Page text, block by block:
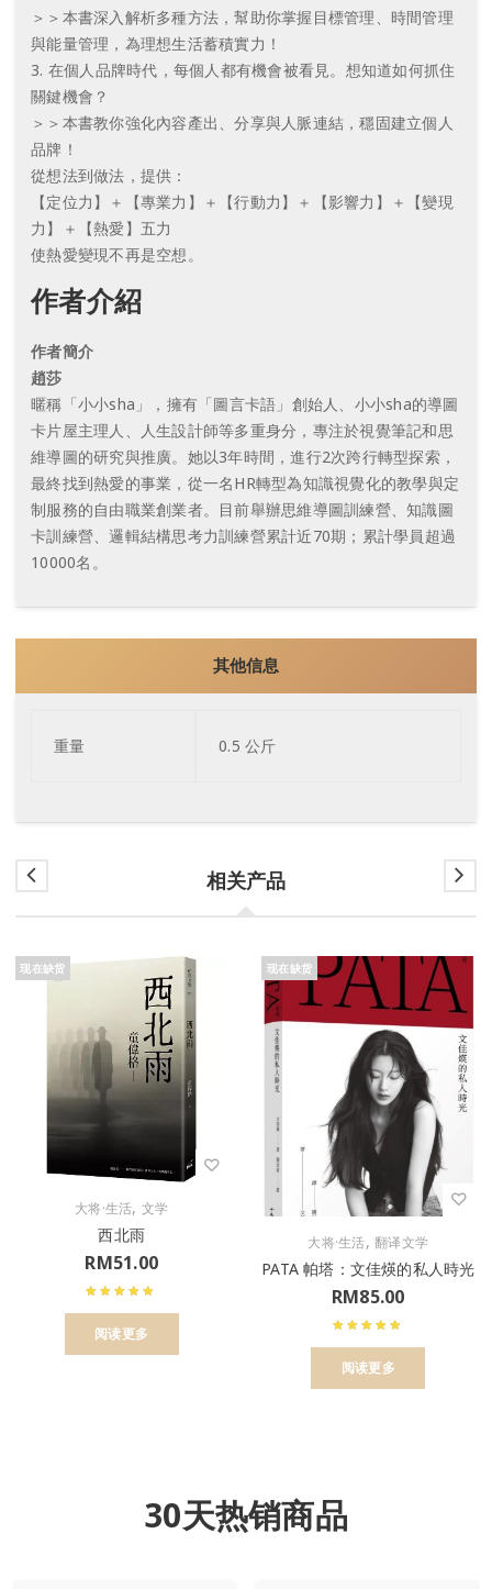
＞＞本書深入解析多種方法，幫助你掌握目標管理、時間管理
與能量管理，為理想生活蓄積實力！
3. 在個人品牌時代，每個人都有機會被看見。想知道如何抓住
關鍵機會？
＞＞本書教你強化內容產出、分享與人脈連結，穩固建立個人
品牌！
從想法到做法，提供：
【定位力】＋【專業力】＋【行動力】＋【影響力】＋【變現
力】＋【熱愛】五力
使熱愛變現不再是空想。
作者介紹
作者簡介
趙莎
暱稱「小小sha」，擁有「圖言卡語」創始人、小小sha的導圖
卡片屋主理人、人生設計師等多重身分，專注於視覺筆記和思
維導圖的研究與推廣。她以3年時間，進行2次跨行轉型探索，
最終找到熱愛的事業，從一名HR轉型為知識視覺化的教學與定
制服務的自由職業創業者。目前舉辦思維導圖訓練營、知識圖
卡訓練營、邏輯結構思考力訓練營累計近70期；累計學員超過
10000名。
其他信息
重量 0.5 公斤
相关产品
现在缺货
大将·生活, 文学
西北雨
RM51.00
阅读更多
现在缺货
大将·生活,翻译文学
PATA 帕塔：文佳煐的私人時光
RM85.00
阅读更多
30天热销商品